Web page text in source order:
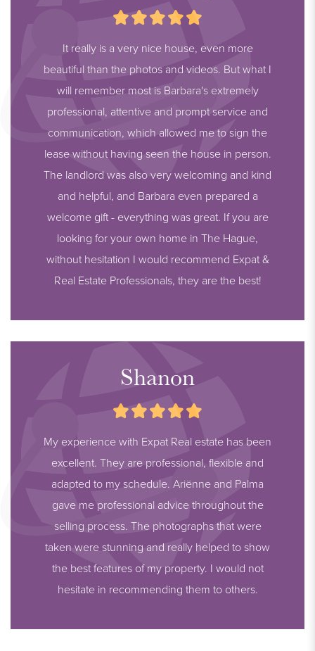
It really is a very nice house, even more
beautiful than the photos and videos. But what I
will remember most is Barbara's extremely
professional, attentive and prompt service and
communication, which allowed me to sign the
lease without having seen the house in person.
The landlord was also very welcoming and kind
and helpful, and Barbara even prepared a
welcome gift - everything was great. If you are
looking for your own home in The Hague,
without hesitation I would recommend Expat &
Real Estate Professionals, they are the best!
Shanon
My experience with Expat Real estate has been
excellent. They are professional, flexible and
adapted to my schedule. Ariënne and Palma
gave me professional advice throughout the
selling process. The photographs that were
taken were stunning and really helped to show
the best features of my property. I would not
hesitate in recommending them to others.